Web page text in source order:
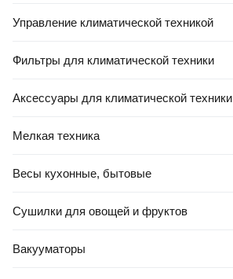
Управление климатической техникой
Фильтры для климатической техники
Аксессуары для климатической техники
Мелкая техника
Весы кухонные, бытовые
Сушилки для овощей и фруктов
Вакууматоры